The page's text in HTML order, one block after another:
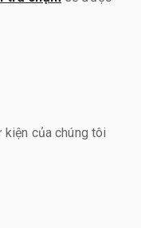
của chúng tôi